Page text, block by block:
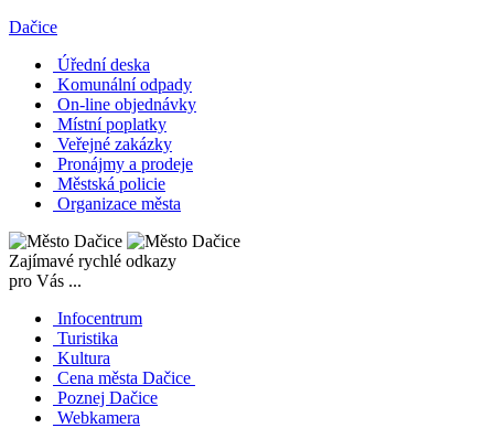
Dačice
Úřední deska
Komunální odpady
On-line objednávky
Místní poplatky
Veřejné zakázky
Pronájmy a prodeje
Městská policie
Organizace města
Zajímavé rychlé odkazy
pro Vás ...
Infocentrum
Turistika
Kultura
Cena města Dačice
Poznej Dačice
Webkamera